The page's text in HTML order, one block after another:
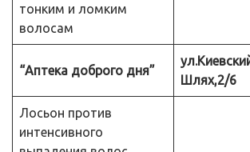
тонким и ломким
волосам
“Аптека доброго дня”
Шлях,2/6
Лосьон против
интенсивного